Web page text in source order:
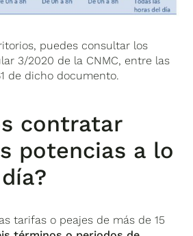
puedes consultar los
3/2020 de la CNMC, entre las
de dicho documento.
contratar
potencias a lo
tarifas o peajes de más de 15